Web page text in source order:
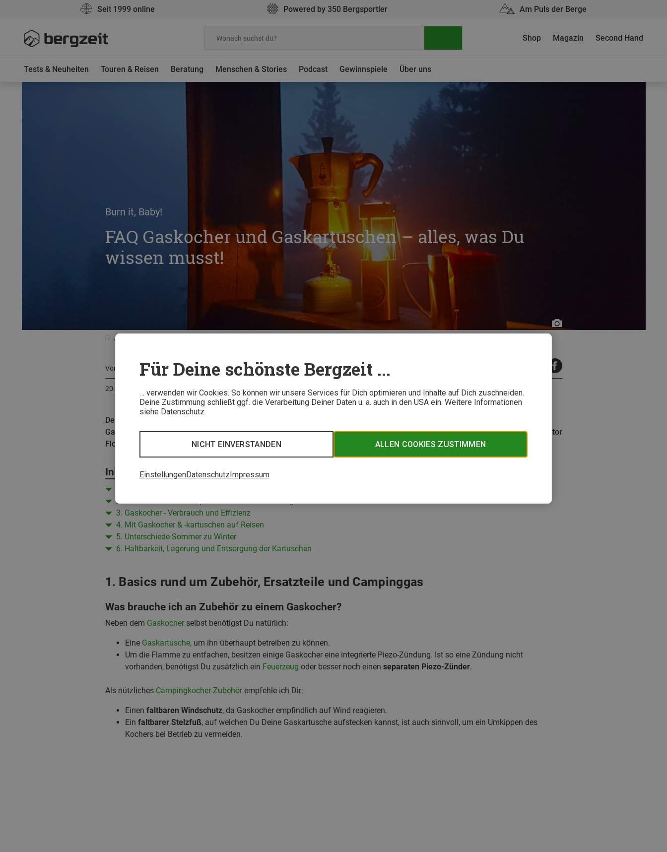
Für Deine schönste Bergzeit ...
… verwenden wir Cookies. So können wir unsere Services für Dich optimieren und Inhalte auf Dich zuschneiden.
Deine Zustimmung schließt ggf. die Verarbeitung Deiner Daten u. a. auch in den USA ein. Weitere Informationen
siehe Datenschutz.
ALLEN COOKIES ZUSTIMMEN
NICHT EINVERSTANDEN
EinstellungenDatenschutzImpressum
Seit 1999 online Powered by 350 Bergsportler Am Puls der Berge
Tests & Neuheiten Touren & Reisen Beratung Menschen & Stories Podcast Gewinnspiele Über uns
Shop Magazin Second Hand
Burn it, Baby!
FAQ Gaskocher und Gaskartuschen – alles, was Du
wissen musst!
Flo
Glott
Von Florian Glott
20. Juni 2024
Der Campingkocher ist ein Must-Have auf Reisen, Wandertouren und Mehrtagestrips. Doch wie lange reicht eigentlich eine
Gaskartusche? Ist jede Kartusche mit jedem Kocher kompatibel? Und darf ich einen Gaskocher überall benutzen? Bergzeit Autor
Flo beantwortet Dir alle wichtigen Fragen.
Inhalt
2. Gaskartuschen - Kompatibilität und Verwendung
3. Gaskocher - Verbrauch und Effizienz
4. Mit Gaskocher & -kartuschen auf Reisen
5. Unterschiede Sommer zu Winter
6. Haltbarkeit, Lagerung und Entsorgung der Kartuschen
1. Basics rund um Zubehör, Ersatzteile und Campinggas
Was brauche ich an Zubehör zu einem Gaskocher?
Neben dem Gaskocherselbst benötigst Du natürlich:
Eine Gaskartusche, um ihn überhaupt betreiben zu können.
Um die Flamme zu entfachen, besitzen einige Gaskocher eine integrierte Piezo-Zündung. Ist so eine Zündung nicht
vorhanden, benötigst Du zusätzlich ein Feuerzeug oder besser noch einen separaten Piezo-Zünder.
Als nützliches Campingkocher-Zubehörempfehle ich Dir:
Einen faltbaren Windschutz, da Gaskocher empfindlich auf Wind reagieren.
Ein faltbarer Stelzfuß, auf welchen Du Deine Gaskartusche aufstecken kannst, ist auch sinnvoll, um ein Umkippen des
Kochers bei Betrieb zu vermeiden.